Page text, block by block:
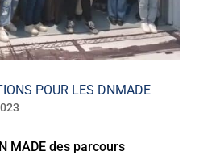
POUR LES DNMADE
MADE des parcours